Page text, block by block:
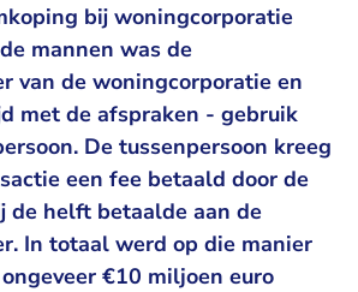
bij woningcorporatie
mannen was de
van de woningcorporatie en
met de afspraken - gebruik
De tussenpersoon kreeg
een fee betaald door de
de helft betaalde aan de
In totaal werd op die manier
€10 miljoen euro